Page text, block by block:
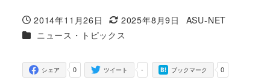
投稿日
2014年11月26日
更新日
2025年8月9日
著
ASU-NET
カテゴリー
ニュース・トピックス
0
シェア -
ツイート 0
ブックマーク